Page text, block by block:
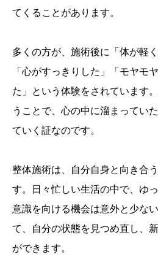
てくることがあります。
多くの方が、施術後に「体が軽
「心がすっきりした」「モヤモ
た」という体験をされています
うことで、心の中に溜まってい
ていく証なのです。
整体施術は、自分自身と向き合
す。日々忙しい生活の中で、ゆ
意識を向ける機会は意外と少な
て、自分の状態を見つめ直し、
ができます。